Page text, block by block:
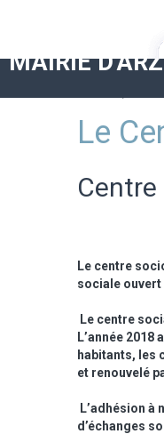
MAIRIE
Le
Le centre
sociale ouvert
Le centre
L’année
habitants, les
et renouvelé
L’adhésion
d’échanges